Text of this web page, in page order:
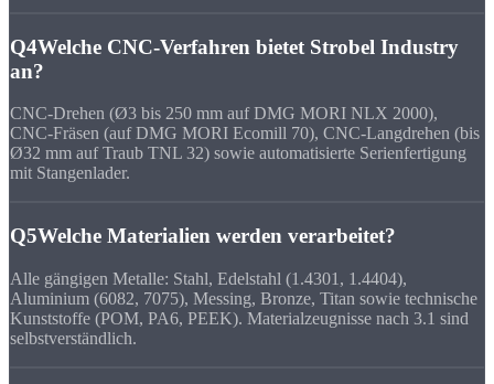
Q4Welche CNC-Verfahren bietet Strobel Industry
an?
CNC-Drehen (Ø3 bis 250 mm auf DMG MORI NLX 2000),
CNC-Fräsen (auf DMG MORI Ecomill 70), CNC-Langdrehen (bis
Ø32 mm auf Traub TNL 32) sowie automatisierte Serienfertigung
mit Stangenlader.
Q5Welche Materialien werden verarbeitet?
Alle gängigen Metalle: Stahl, Edelstahl (1.4301, 1.4404),
Aluminium (6082, 7075), Messing, Bronze, Titan sowie technische
Kunststoffe (POM, PA6, PEEK). Materialzeugnisse nach 3.1 sind
selbstverständlich.